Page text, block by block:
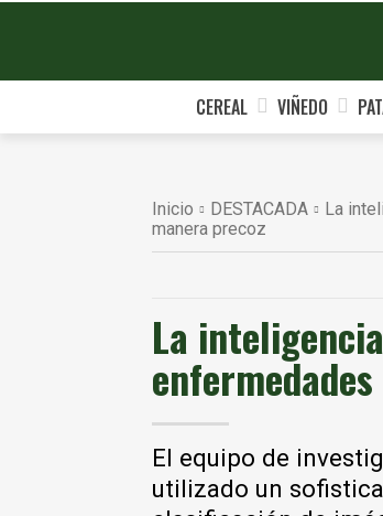
CEREAL VIÑEDO
Inicio DESTACADA
La
manera precoz
La
El equipo de
utilizado un